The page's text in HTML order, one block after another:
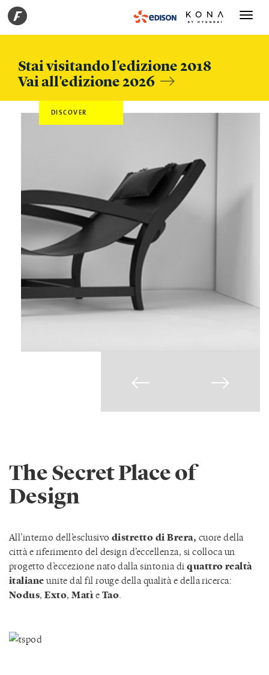
Stai visitando l'edizione 2018
Vai all'edizione 2026
Toggle
DISCOVER
The Secret Place of
Design
All’interno dell’esclusivo distretto di Brera, cuore della
città e riferimento del design d’eccellenza, si colloca un
progetto d’eccezione nato dalla sintonia diquattro realtà
italianeunite dal fil rouge della qualità e della ricerca:
Nodus,Exto,Matì eTao.